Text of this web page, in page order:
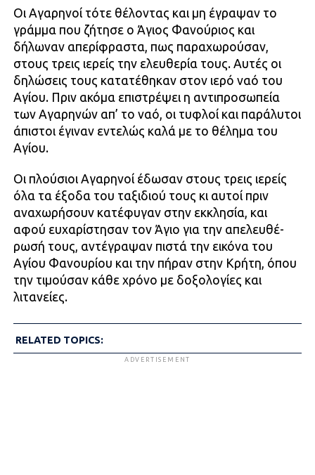
Οι Αγαρηνοί τότε θέλοντας και μη έγραψαν το
γράμμα που ζήτησε ο Άγιος Φανούριος και
δήλωναν απερίφραστα, πως παραχωρούσαν,
στους τρεις ιερείς την ελευ­θερία τους. Αυτές οι
δηλώσεις τους κατατέ­θηκαν στον ιερό ναό του
Αγίου. Πριν ακόμα επιστρέψει η αντιπροσωπεία
των Αγαρηνών απ’ το ναό, οι τυφλοί και παράλυτοι
άπιστοι έγιναν εντελώς καλά με το θέλημα του
Αγίου.
Οι πλούσιοι Αγαρηνοί έδωσαν στους τρεις ιερείς
όλα τα έξοδα του ταξιδιού τους κι αυτοί πριν
αναχωρή­σουν κατέφυγαν στην εκκλησία, και
αφού ευχαρίστησαν τον Άγιο για την απελευθέ­
ρωσή τους, αντέγραψαν πιστά την εικόνα του
Αγίου Φανουρίου και την πήραν στην Κρήτη, όπου
την τιμούσαν κάθε χρόνο με δοξολογίες και
λιτανείες.
RELATED TOPICS:
ADVERTISEMENT